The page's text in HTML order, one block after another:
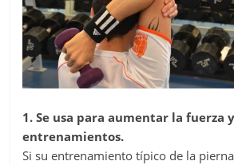
1. Se usa para aumentar la fuerza
entrenamientos.
Si su entrenamiento típico de la